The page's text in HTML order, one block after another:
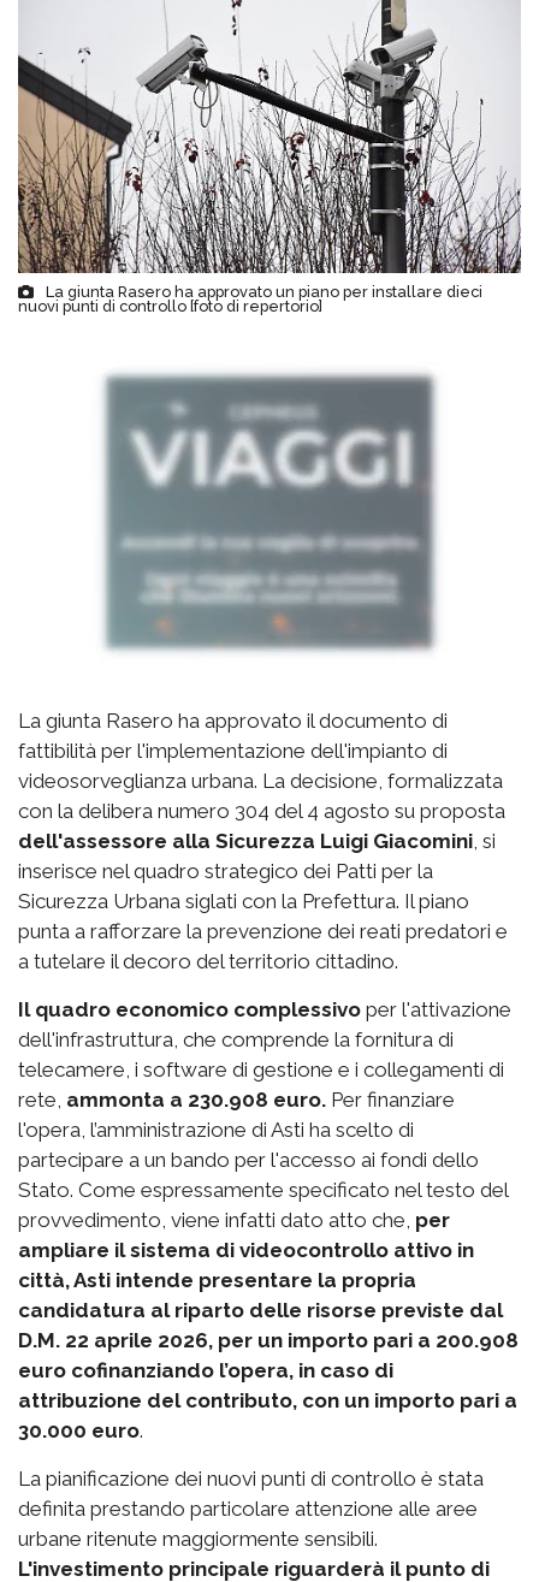
La giunta Rasero ha approvato un piano per installare dieci
nuovi punti di controllo [foto di repertorio]
La giunta Rasero ha approvato il documento di
fattibilità per l'implementazione dell'impianto di
videosorveglianza urbana. La decisione, formalizzata
con la delibera numero 304 del 4 agosto su proposta
dell'assessore alla Sicurezza Luigi Giacomini , si
inserisce nel quadro strategico dei Patti per la
Sicurezza Urbana siglati con la Prefettura. Il piano
punta a rafforzare la prevenzione dei reati predatori e
a tutelare il decoro del territorio cittadino.
Il quadro economico complessivo per l'attivazione
dell'infrastruttura, che comprende la fornitura di
telecamere, i software di gestione e i collegamenti di
rete, ammonta a 230.908 euro. Per finanziare
l'opera, l’amministrazione di Asti ha scelto di
partecipare a un bando per l'accesso ai fondi dello
Stato. Come espressamente specificato nel testo del
provvedimento, viene infatti dato atto che, per
ampliare il sistema di videocontrollo attivo in
città, Asti intende presentare la propria
candidatura al riparto delle risorse previste dal
D.M. 22 aprile 2026, per un importo pari a 200.908
euro cofinanziando l’opera, in caso di
attribuzione del contributo, con un importo pari a
30.000 euro.
La pianificazione dei nuovi punti di controllo è stata
definita prestando particolare attenzione alle aree
urbane ritenute maggiormente sensibili.
L'investimento principale riguarderà il punto di